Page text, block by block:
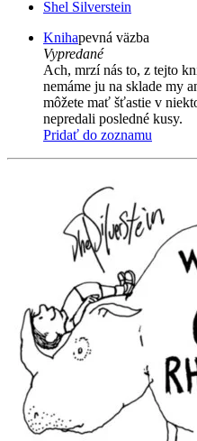
Shel Silverstein
Knihapevná väzba
Vypredané
Ach, mrzí nás to, z tejto
nemáme ju na sklade my
môžete mať šťastie v
nepredali posledné kusy.
Pridať do zoznamu